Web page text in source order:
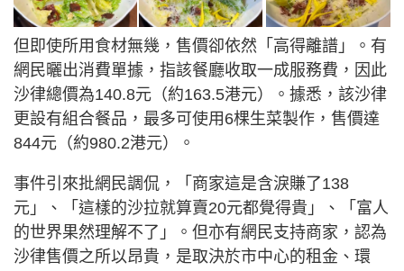
但即使所用食材無幾，售價卻依然「高得離譜」。有
網民曬出消費單據，指該餐廳收取一成服務費，因此
沙律總價為140.8元（約163.5港元）。據悉，該沙律
更設有組合餐品，最多可使用6棵生菜製作，售價達
844元（約980.2港元）。
事件引來批網民調侃，「商家這是含淚賺了138
元」、「這樣的沙拉就算賣20元都覺得貴」、「富人
的世界果然理解不了」。但亦有網民支持商家，認為
沙律售價之所以昂貴，是取決於市中心的租金、環